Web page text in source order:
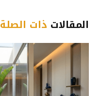
المقالات ذات الصلة